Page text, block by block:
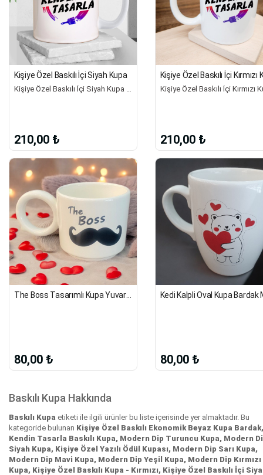
Kişiye Özel Baskılı İçi Siyah Kupa
210,00 ₺
Kişiye Özel Baskılı İçi Kırmızı
210,00 ₺
The Boss Tasarımlı Kupa Yuvarlak Kulp
80,00 ₺ 80,00 ₺
Baskılı Kupa Hakkında
Baskılı Kupa etiketi ile ilgili ürünler bu liste içerisinde yer almaktadır. Bu
kategoride bulunan Kişiye Özel Baskılı Ekonomik Beyaz Kupa Bardak,
Kendin Tasarla Baskılı Kupa, Modern Dip Turuncu Kupa, Modern
Siyah Kupa, Kişiye Özel Yazılı Ödül Kupası, Modern Dip Sarı Kupa,
Modern Dip Mavi Kupa, Modern Dip Yeşil Kupa, Modern Dip Kırmızı
Kupa, Kişiye Özel Baskılı Kupa - Kırmızı, Kişiye Özel Baskılı İçi